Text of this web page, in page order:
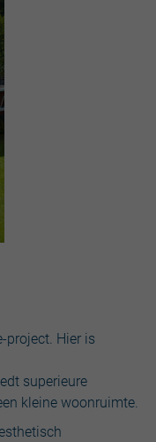
project. Hier is
superieure
kleine woonruimte.